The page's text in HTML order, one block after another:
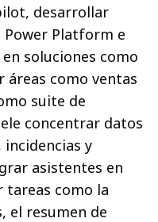
desarrollar
Power Platform e
soluciones como
áreas como ventas
suite de
concentrar datos
y
asistentes en
tareas como la
el resumen de